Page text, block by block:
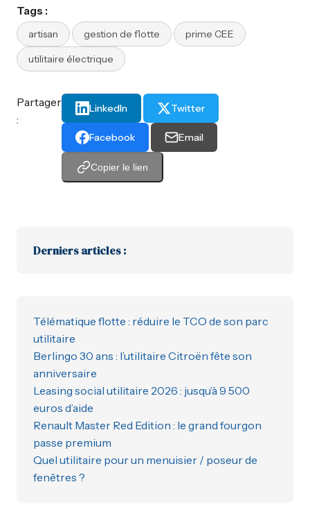
Tags :
artisan gestion de flotte
prime CEE
utilitaire électrique
Partager
:
LinkedIn Twitter
Facebook Email
Copier le lien
Derniers articles :
Télématique flotte : réduire le TCO de son parc
utilitaire
Berlingo 30 ans : l’utilitaire Citroën fête son
anniversaire
Leasing social utilitaire 2026 : jusqu’à 9 500
euros d’aide
Renault Master Red Edition : le grand fourgon
passe premium
Quel utilitaire pour un menuisier / poseur de
fenêtres ?